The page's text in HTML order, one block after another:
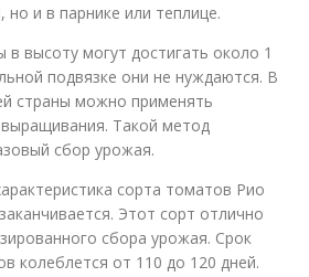
и в парнике или теплице.
в высоту могут достигать около 1
подвязке они не нуждаются. В
страны можно применять
Такой метод
сбор урожая.
сорта томатов Рио
Этот сорт отлично
сбора урожая. Срок
колеблется от 110 до 120 дней.